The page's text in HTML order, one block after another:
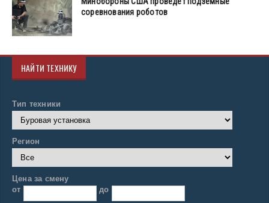
соревнования роботов
НАЙТИ ТЕХНИКУ
Тип техники
Регион
Цена за смену
от
до